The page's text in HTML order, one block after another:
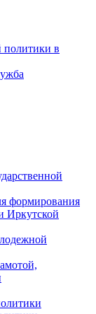
политики в
формирования
Иркутской